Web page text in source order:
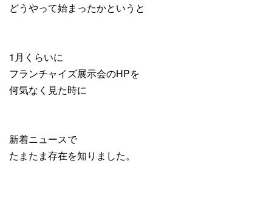
どうやって始まったかというと
1月くらいに
フランチャイズ展示会のHPを
何気なく見た時に
新着ニュースで
たまたま存在を知りました。